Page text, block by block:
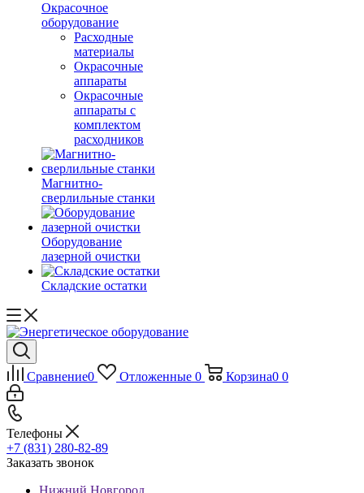
Окрасочное
оборудование
Расходные
материалы
Окрасочные
аппараты
Окрасочные
аппараты с
комплектом
расходников
Магнитно-
сверлильные станки
Оборудование
лазерной очистки
Складские остатки
Сравнение0 Отложенные 0 Корзина0 0
Телефоны
+7 (831) 280-82-89
Заказать звонок
Нижний Новгород